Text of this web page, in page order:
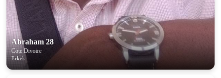
Abraham 28
Cote Divoire
Erkek